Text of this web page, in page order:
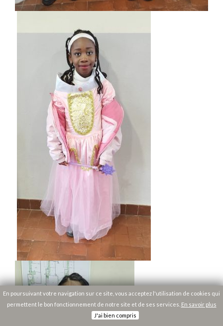
En poursuivant votre navigation sur ce site, vous acceptez l'utilisation de cookies qui
permettent le bon fonctionnement de notre site et de ses services. En savoir plus
J'ai bien compris